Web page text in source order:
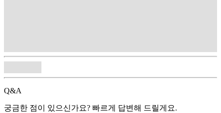
Q&A
궁금한 점이 있으신가요? 빠르게 답변해 드릴게요.